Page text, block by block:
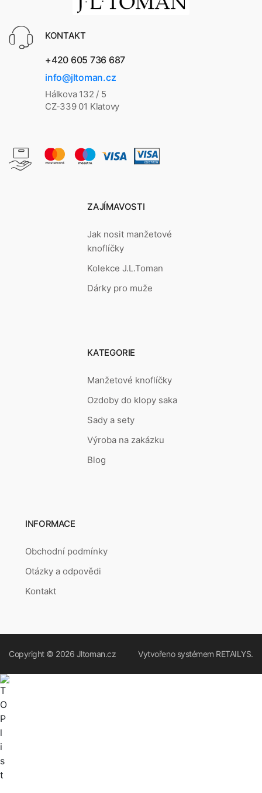
KONTAKT
+420 605 736 687
info@jltoman.cz
Hálkova 132 / 5
CZ-339 01 Klatovy
ZAJÍMAVOSTI
Jak nosit manžetové
knoflíčky
Kolekce J.L.Toman
Dárky pro muže
KATEGORIE
Manžetové knoflíčky
Ozdoby do klopy saka
Sady a sety
Výroba na zakázku
Blog
INFORMACE
Obchodní podmínky
Otázky a odpovědi
Kontakt
Copyright © 2026 Jltoman.cz Vytvořeno systémem RETAILYS.